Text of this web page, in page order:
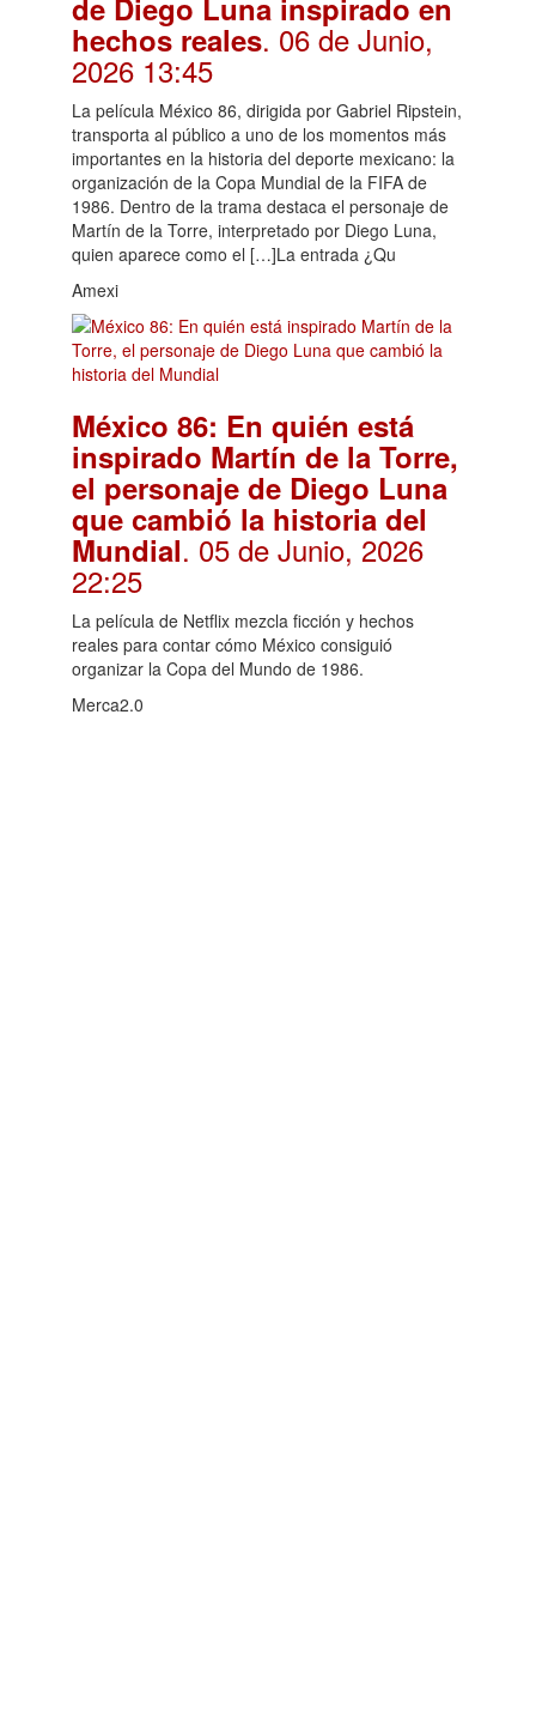
hechos reales. 06 de Junio,
2026 13:45
La película México 86, dirigida por Gabriel Ripstein,
transporta al público a uno de los momentos más
importantes en la historia del deporte mexicano: la
organización de la Copa Mundial de la FIFA de
1986. Dentro de la trama destaca el personaje de
Martín de la Torre, interpretado por Diego Luna,
quien aparece como el […]La entrada ¿Qu
Amexi
México 86: En quién está
inspirado Martín de la Torre,
el personaje de Diego Luna
que cambió la historia del
Mundial. 05 de Junio, 2026
22:25
La película de Netflix mezcla ficción y hechos
reales para contar cómo México consiguió
organizar la Copa del Mundo de 1986.
Merca2.0